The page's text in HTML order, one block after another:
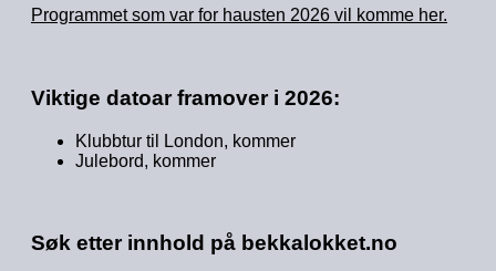
Programmet som var for hausten 2026 vil komme her.
Viktige datoar framover i 2026:
Klubbtur til London, kommer
Julebord, kommer
Søk etter innhold på bekkalokket.no